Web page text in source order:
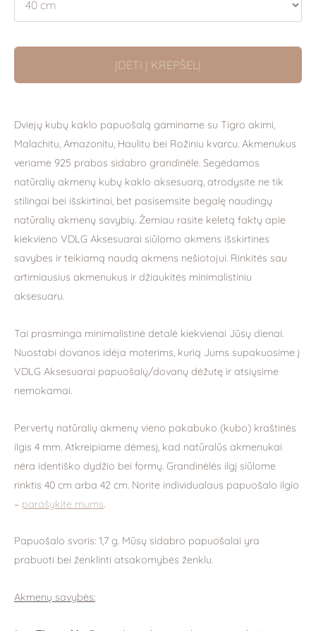
ĮDĖTI Į KREPŠELĮ
Dviejų kubų kaklo papuošalą gaminame su Tigro akimi,
Malachitu, Amazonitu, Haulitu bei Rožiniu kvarcu. Akmenukus
veriame 925 prabos sidabro grandinėle. Segėdamos
natūralių akmenų kubų kaklo aksesuarą, atrodysite ne tik
stilingai bei išskirtinai, bet pasisemsite begalę naudingų
natūralių akmenų savybių. Žemiau rasite keletą faktų apie
kiekvieno VDLG Aksesuarai siūlomo akmens išskirtines
savybes ir teikiamą naudą akmens nešiotojui. Rinkitės sau
artimiausius akmenukus ir džiaukitės minimalistiniu
aksesuaru.
Tai prasminga minimalistinė detalė kiekvienai Jūsų dienai.
Nuostabi dovanos idėja moterims, kurią Jums supakuosime į
VDLG Aksesuarai papuošalų/dovanų dėžutę ir atsiųsime
nemokamai.
Pervertų natūralių akmenų vieno pakabuko (kubo) kraštinės
ilgis 4 mm. Atkreipiame dėmesį, kad natūralūs akmenukai
nėra identiško dydžio bei formų. Grandinėlės ilgį siūlome
rinktis 40 cm arba 42 cm. Norite individualaus papuošalo ilgio
– parašykite mums
Papuošalo svoris: 1,7 g. Mūsų sidabro papuošalai yra
prabuoti bei ženklinti atsakomybės ženklu.
Akmenų savybės: